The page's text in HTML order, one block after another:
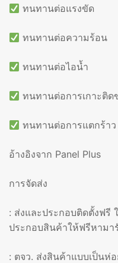
ทนทานต่อแรงขัด
ทนทานต่อความร้อน
ทนทานต่อไอน้ำ
ทนทานต่อการเกาะติด
ทนทานต่อการแตกร้าว
อ้างอิงจาก Panel Plus
การจัดส่ง
: ส่งและประกอบติดตั้งฟรี
ประกอบสินค้าให้ฟรีหามา
: ตจว. ส่งสินค้าแบบเป็นห่